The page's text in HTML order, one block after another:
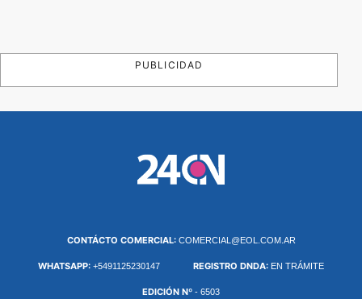
PUBLICIDAD
CONTÁCTO COMERCIAL: COMERCIAL@EOL.COM.AR
WHATSAPP: +5491125230147 REGISTRO DNDA: EN TRÁMITE
EDICIÓN Nº - 6503